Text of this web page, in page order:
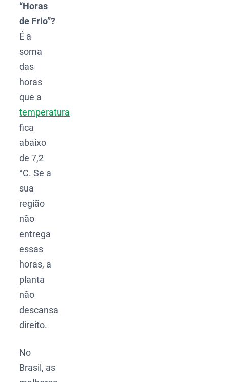
“Horas
de Frio”?
É a
soma
das
horas
que a
temperatura
fica
abaixo
de 7,2
°C. Se a
sua
região
não
entrega
essas
horas, a
planta
não
descansa
direito.
No
Brasil, as